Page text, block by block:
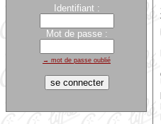
Identifiant :
Mot de passe :
→ mot de passe oublié